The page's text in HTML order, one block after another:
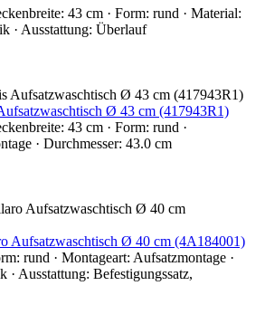
43 cm · Form: rund · Material:
· Ausstattung: Überlauf
Ø 43 cm (417943R1)
43 cm · Form: rund ·
· Durchmesser: 43.0 cm
Aufsatzwaschtisch Ø 40 cm (4A184001)
rund · Montageart: Aufsatzmontage ·
· Ausstattung: Befestigungssatz,